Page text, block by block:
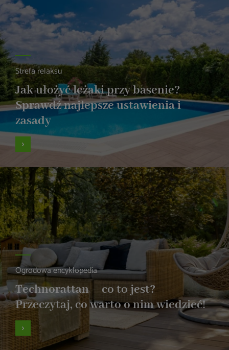
Strefa relaksu
Jak ułożyć leżaki przy basenie?
Sprawdź najlepsze ustawienia i
zasady
Ogrodowa encyklopedia
Technorattan – co to jest?
Przeczytaj, co warto o nim wiedzieć!